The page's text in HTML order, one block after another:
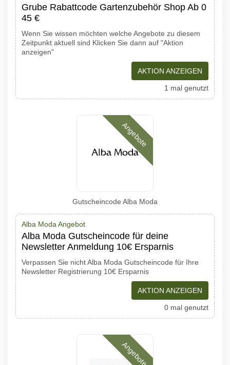
Grube Rabattcode Gartenzubehör Shop Ab 0
45 €
Wenn Sie wissen möchten welche Angebote zu diesem
Zeitpunkt aktuell sind Klicken Sie dann auf "Aktion
anzeigen"
AKTION ANZEIGEN
1 mal genutzt
Angebote
Gutscheincode Alba Moda
Alba Moda Angebot
Alba Moda Gutscheincode für deine
Newsletter Anmeldung 10€ Ersparnis
Verpassen Sie nicht Alba Moda Gutscheincode für Ihre
Newsletter Registrierung 10€ Ersparnis
AKTION ANZEIGEN
0 mal genutzt
Angebote